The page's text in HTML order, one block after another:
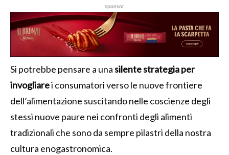
sponsor
Si potrebbe pensare a unasilente strategia per
invogliarei consumatori verso le nuove frontiere
dell’alimentazione suscitando nelle coscienze degli
stessi nuove paure nei confronti degli alimenti
tradizionali che sono da sempre pilastri della nostra
cultura enogastronomica.